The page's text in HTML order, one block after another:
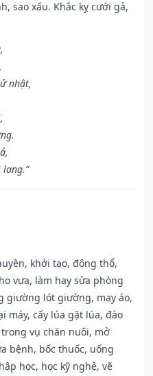
sao xấu. Khắc kỵ cưới gả,
nhật,
khởi tạo, động thổ,
vựa, làm hay sửa phòng
giường lót giường, may áo,
máy, cấy lúa gặt lúa, đào
vụ chăn nuôi, mở
bệnh, bốc thuốc, uống
học, học kỹ nghệ, vẽ